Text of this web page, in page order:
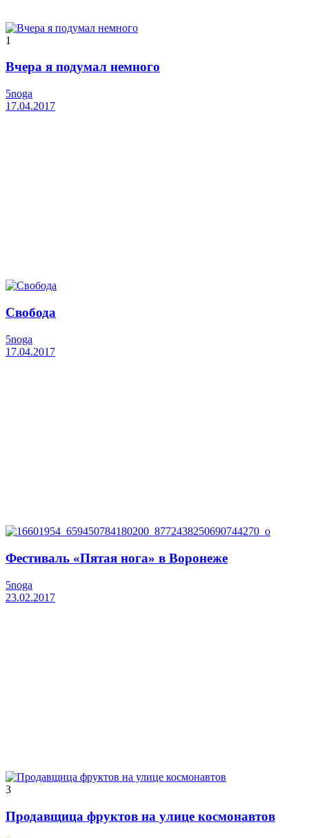
1
Вчера я подумал немного
5noga
17.04.2017
Свобода
5noga
17.04.2017
Фестиваль «Пятая нога» в Воронеже
5noga
23.02.2017
3
Продавщица фруктов на улице космонавтов